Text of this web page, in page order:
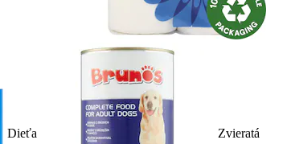
Dieťa Zvieratá